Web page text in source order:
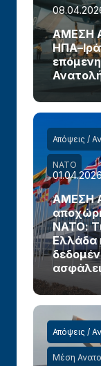
ΑΜΕΣΗ
Απόψεις /
ΝΑΤΟ
ΑΜΕΣΗ
ΝΑΤΟ:
Ελλάδα
Απόψεις /
Μέση